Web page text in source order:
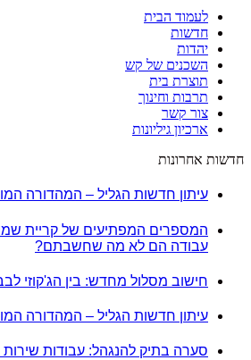
לעמוד הבית
חדשות
יהדות
השכנים של קש
תוצרת בית
תרבות וחינוך
צור קשר
ארכיון גיליונות
חדשות אחרונות
עיתון חדשות הגליל – המהדורה
עבודה הם לא מה שחשבתם?
חישוב מסלול מחדש: בין הג'קוזי
עיתון חדשות הגליל – המהדורה
סערה בתיק להנגהל: עבודות